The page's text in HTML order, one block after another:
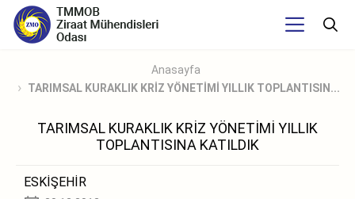
Anasayfa
TARIMSAL KURAKLIK KRİZ YÖNETİMİ YILLIK TOPLANTISIN...
TARIMSAL KURAKLIK KRİZ YÖNETİMİ YILLIK
TOPLANTISINA KATILDIK
ESKİŞEHİR